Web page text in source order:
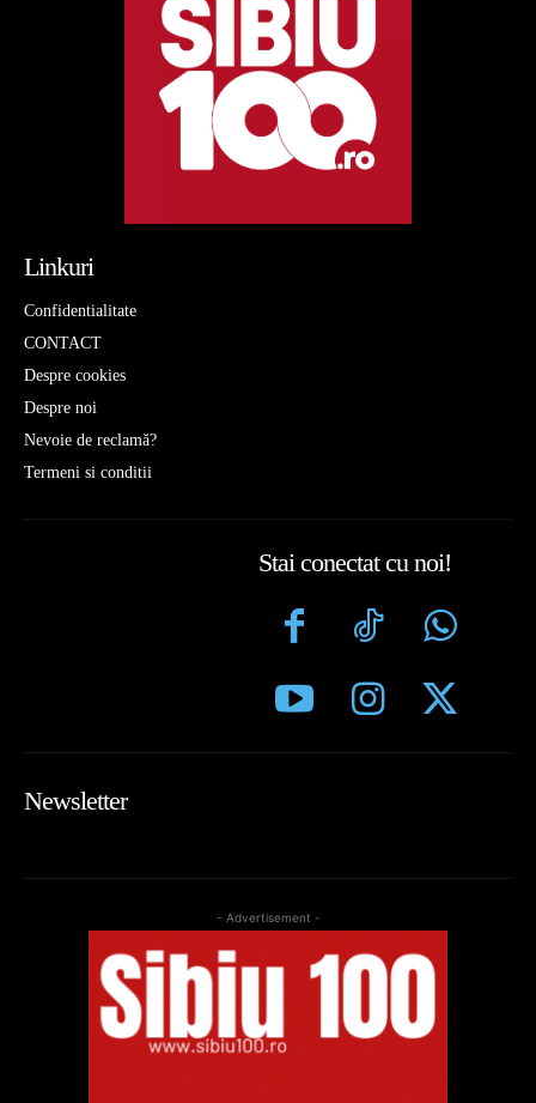
Linkuri
Confidentialitate
CONTACT
Despre cookies
Despre noi
Nevoie de reclamă?
Termeni si conditii
Stai conectat cu noi!
Newsletter
- Advertisement -